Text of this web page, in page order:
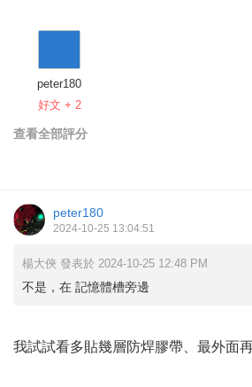
peter180
好文 + 2
查看全部評分
peter180
2024-10-25 13:04:51
楊大俠 發表於 2024-10-25 12:48 PM
不是，在 記憶體槽旁邊
我試試看多貼幾層防焊膠帶、最外面